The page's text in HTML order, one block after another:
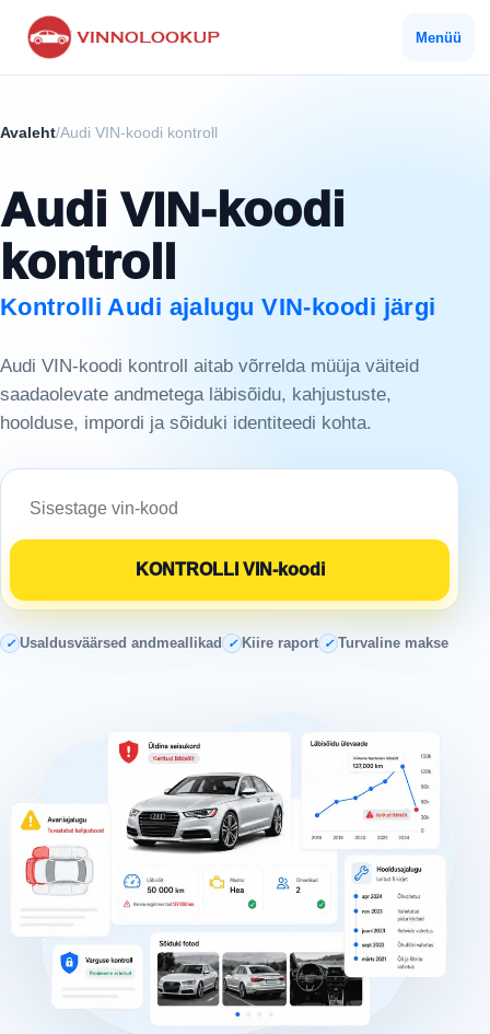
Menüü
Avaleht/Audi VIN-koodi kontroll
Audi VIN-koodi
kontroll
Kontrolli Audi ajalugu VIN-koodi järgi
Audi VIN-koodi kontroll aitab võrrelda müüja väiteid
saadaolevate andmetega läbisõidu, kahjustuste,
hoolduse, impordi ja sõiduki identiteedi kohta.
✓ Usaldusväärsed andmeallikad ✓ Kiire raport ✓ Turvaline makse